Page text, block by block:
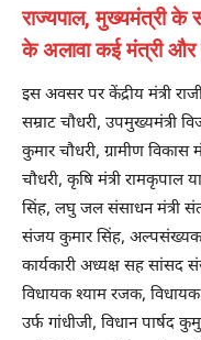
राज्यपाल, मुख्यमंत्री के
के अलावा कई मंत्री और
इस अवसर पर केंद्रीय मंत्री
सम्राट चौधरी, उपमुख्यमंत्री
कुमार चौधरी, ग्रामीण विकास
चौधरी, कृषि मंत्री रामकृपाल
सिंह, लघु जल संसाधन मंत्री
संजय कुमार सिंह, अल्पसंख्यक
कार्यकारी अध्यक्ष सह सांसद
विधायक श्याम रजक,
उर्फ गांधीजी, विधान पार्षद